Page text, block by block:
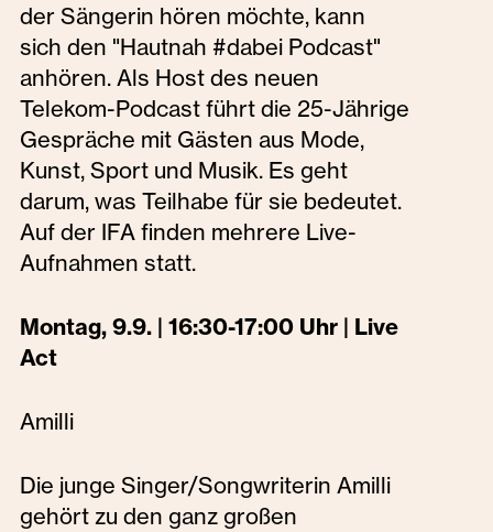
der Sängerin hören möchte, kann
sich den "Hautnah #dabei Podcast"
anhören. Als Host des neuen
Telekom-Podcast führt die 25-Jährige
Gespräche mit Gästen aus Mode,
Kunst, Sport und Musik. Es geht
darum, was Teilhabe für sie bedeutet.
Auf der IFA finden mehrere Live-
Aufnahmen statt.
Montag, 9.9. | 16:30-17:00 Uhr | Live
Act
Amilli
Die junge Singer/Songwriterin Amilli
gehört zu den ganz großen